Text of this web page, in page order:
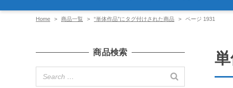
Home 商品一覧 “単体作品”にタグ付けされた商品 ページ 1931
商品検索